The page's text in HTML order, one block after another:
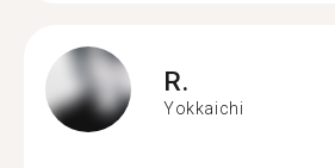
R.
Yokkaichi